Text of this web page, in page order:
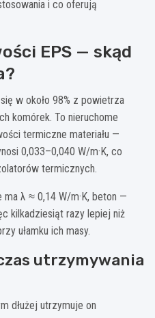
i co oferują
EPS — skąd
w około 98% z powietrza
komórek. To nieruchome
termiczne materiału —
0,033–0,040 W/m·K, co
termicznych.
ma λ ≈ 0,14 W/m·K, beton —
kilkadziesiąt razy lepiej niż
ułamku ich masy.
utrzymywania
dłużej utrzymuje on